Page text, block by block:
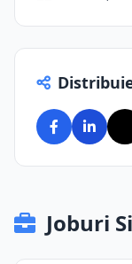
Joburi